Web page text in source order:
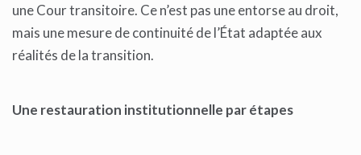
une Cour transitoire. Ce n’est pas une entorse au droit,
mais une mesure de continuité de l’État adaptée aux
réalités de la transition.
Une restauration institutionnelle par étapes